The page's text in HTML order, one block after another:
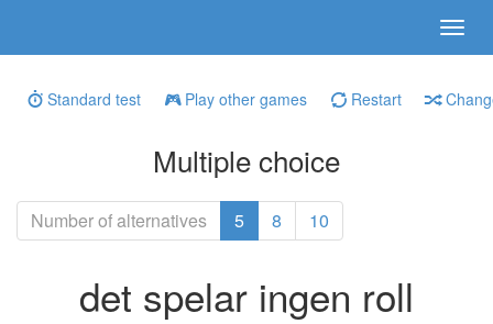
Standard test Play other games Restart
Multiple choice
Number of alternatives 5 8 10
det spelar ingen roll